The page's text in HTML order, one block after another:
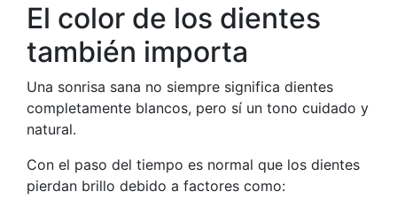
El color de los dientes
también importa
Una sonrisa sana no siempre significa dientes
completamente blancos, pero sí un tono cuidado y
natural.
Con el paso del tiempo es normal que los dientes
pierdan brillo debido a factores como: